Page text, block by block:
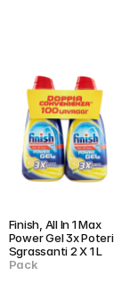
Finish, All In 1 Max
Power Gel 3x Poteri
Sgrassanti 2 X 1 L
Pack